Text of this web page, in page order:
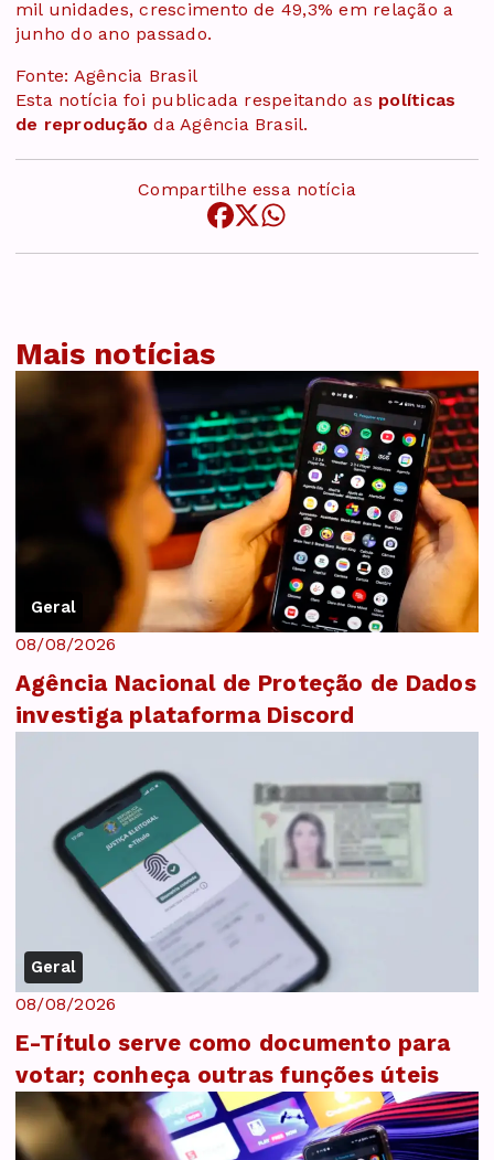
mil unidades, crescimento de 49,3% em relação a
junho do ano passado.
Fonte: Agência Brasil
Esta notícia foi publicada respeitando as políticas
de reprodução da Agência Brasil.
Compartilhe essa notícia
Mais notícias
Geral
08/08/2026
Agência Nacional de Proteção de Dados
investiga plataforma Discord
Geral
08/08/2026
E-Título serve como documento para
votar; conheça outras funções úteis